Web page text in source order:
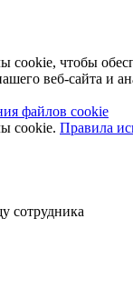
cookie, чтобы
веб-сайта и
файлов cookie
cookie. Правила
сотрудника